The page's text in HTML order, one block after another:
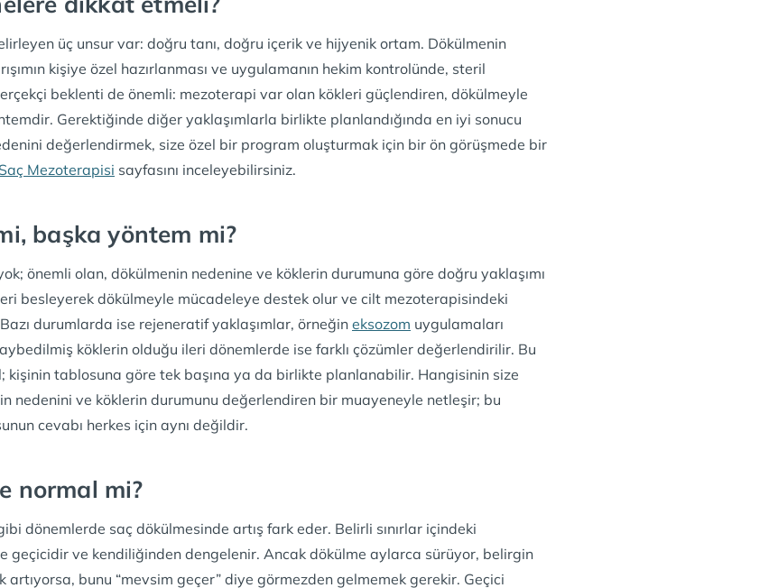
üç unsur var: doğru tanı, doğru içerik ve hijyenik ortam. Dökülmenin
kişiye özel hazırlanması ve uygulamanın hekim kontrolünde, steril
beklenti de önemli: mezoterapi var olan kökleri güçlendiren, dökülmeyle
Gerektiğinde diğer yaklaşımlarla birlikte planlandığında en iyi sonucu
değerlendirmek, size özel bir program oluşturmak için bir ön görüşmede bir
Saç Mezoterapisi sayfasını inceleyebilirsiniz.
başka yöntem mi?
önemli olan, dökülmenin nedenine ve köklerin durumuna göre doğru yaklaşımı
besleyerek dökülmeyle mücadeleye destek olur ve cilt mezoterapisindeki
durumlarda ise rejeneratif yaklaşımlar, örneğin eksozom uygulamaları
köklerin olduğu ileri dönemlerde ise farklı çözümler değerlendirilir. Bu
tablosuna göre tek başına ya da birlikte planlanabilir. Hangisinin size
nedenini ve köklerin durumunu değerlendiren bir muayeneyle netleşir; bu
cevabı herkes için aynı değildir.
normal mi?
dönemlerde saç dökülmesinde artış fark eder. Belirli sınırlar içindeki
geçicidir ve kendiliğinden dengelenir. Ancak dökülme aylarca sürüyor, belirgin
bunu “mevsim geçer” diye görmezden gelmemek gerekir. Geçici